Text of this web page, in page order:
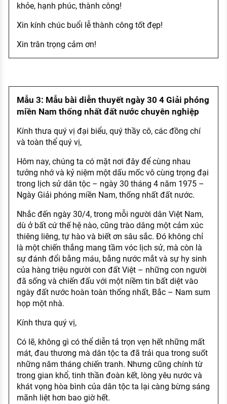
khỏe, hạnh phúc, thành công!
Xin kính chúc buổi lễ thành công tốt đẹp!
Xin trân trọng cảm ơn!
Mẫu 3: Mẫu bài diễn thuyết ngày 30 4 Giải phóng
miền Nam thống nhất đất nước chuyên nghiệp
Kính thưa quý vị đại biểu, quý thầy cô, các đồng chí
và toàn thể quý vị,
Hôm nay, chúng ta có mặt nơi đây để cùng nhau
tưởng nhớ và kỷ niệm một dấu mốc vô cùng trọng đại
trong lịch sử dân tộc – ngày 30 tháng 4 năm 1975 –
Ngày Giải phóng miền Nam, thống nhất đất nước.
Nhắc đến ngày 30/4, trong mỗi người dân Việt Nam,
dù ở bất cứ thế hệ nào, cũng trào dâng một cảm xúc
thiêng liêng, tự hào và biết ơn sâu sắc. Đó không chỉ
là một chiến thắng mang tầm vóc lịch sử, mà còn là
sự đánh đổi bằng máu, bằng nước mắt và sự hy sinh
của hàng triệu người con đất Việt – những con người
đã sống và chiến đấu với một niềm tin bất diệt vào
ngày đất nước hoàn toàn thống nhất, Bắc – Nam sum
họp một nhà.
Kính thưa quý vị,
Có lẽ, không gì có thể diễn tả trọn vẹn hết những mất
mát, đau thương mà dân tộc ta đã trải qua trong suốt
những năm tháng chiến tranh. Nhưng cũng chính từ
trong gian khổ, tinh thần đoàn kết, lòng yêu nước và
khát vọng hòa bình của dân tộc ta lại càng bừng sáng
mãnh liệt hơn bao giờ hết.